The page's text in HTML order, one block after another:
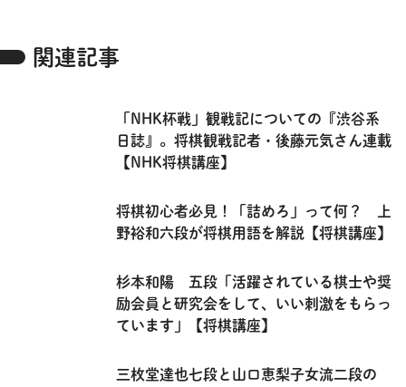
関連記事
「NHK杯戦」観戦記についての『渋谷系
日誌』。将棋観戦記者・後藤元気さん連載
【NHK将棋講座】
将棋初心者必見！「詰めろ」って何？ 上
野裕和六段が将棋用語を解説【将棋講座】
杉本和陽 五段「活躍されている棋士や奨
励会員と研究会をして、いい刺激をもらっ
ています」【将棋講座】
三枚堂達也七段と山口恵梨子女流二段の